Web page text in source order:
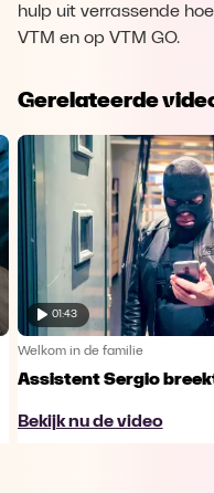
hulp uit verrassende
VTM en op VTM GO.
Gerelateerde
01:43
Welkom in de familie
Assistent Sergio
Bekijk nu de video